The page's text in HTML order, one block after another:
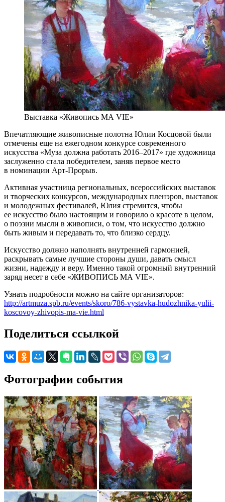
Выставка «Живопись MA VIE»
Впечатляющие живописные полотна Юлии Косцовой были
отмечены еще на ежегодном конкурсе современного
искусства «Муза должна работать 2016–2017» где художница
заслуженно стала победителем, заняв первое место
в номинации Арт-Прорыв.
Активная участница региональных, всероссийских выставок
и творческих конкурсов, международных пленэров, выставок
и молодежных фестивалей, Юлия стремится, чтобы
ее искусство было настоящим и говорило о красоте в целом,
о поэзии мысли в живописи, о том, что искусство должно
быть живым и передавать то, что близко сердцу.
Искусство должно наполнять внутренней гармонией,
раскрывать самые лучшие стороны души, давать смысл
жизни, надежду и веру. Именно такой огромный внутренний
заряд несет в себе «ЖИВОПИСЬ MA VIE».
Узнать подробности можно на сайте организаторов:
http://artmuza.spb.ru/events/skoro/786-vystavka-hudozhnika-yulii-
koscovoy-zhivopis-ma-vie.html
Поделиться ссылкой
Фотографии события